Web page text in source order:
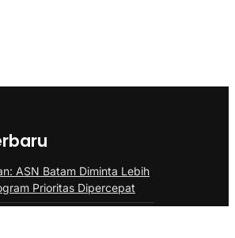
ASN Batam Diminta Lebih
Prioritas Dipercepat